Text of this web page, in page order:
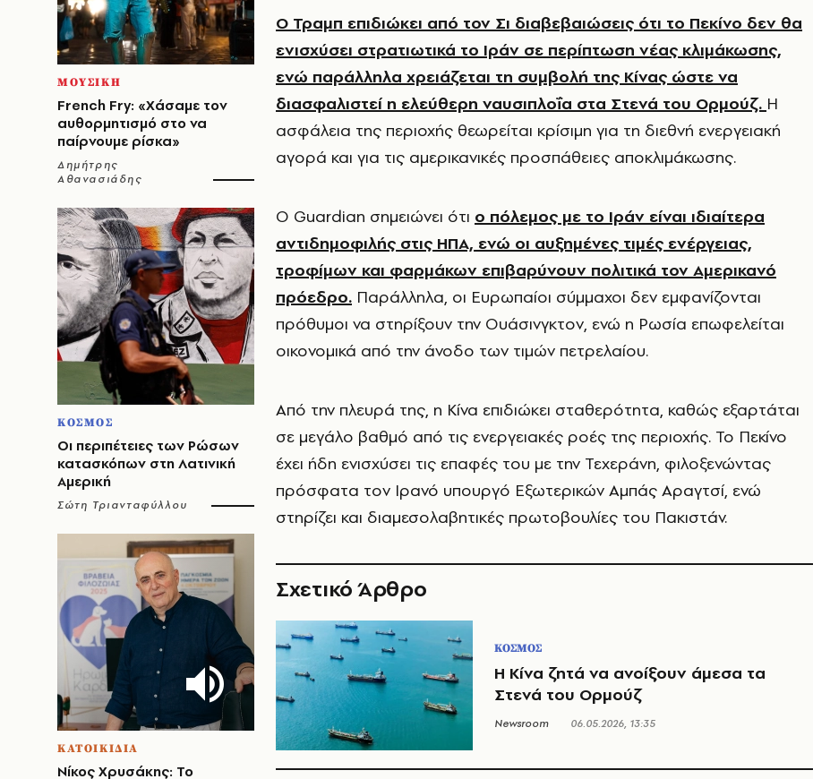
ΜΟΥΣΙΚΗ
French Fry: «Χάσαμε τον
αυθορμητισμό στο να
παίρνουμε ρίσκα»
Δημήτρης
Αθανασιάδης
ΚΟΣΜΟΣ
Οι περιπέτειες των Ρώσων
κατασκόπων στη Λατινική
Αμερική
Σώτη Τριανταφύλλου
ΚΑΤΟΙΚΙΔΙΑ
Νίκος Χρυσάκης: Το
Ο Τραμπ επιδιώκει από τον Σι διαβεβαιώσεις ότι το Πεκίνο δεν θα
ενισχύσει στρατιωτικά το Ιράν σε περίπτωση νέας κλιμάκωσης,
ενώ παράλληλα χρειάζεται τη συμβολή της Κίνας ώστε να
διασφαλιστεί η ελεύθερη ναυσιπλοΐα στα Στενά του Ορμούζ. Η
ασφάλεια της περιοχής θεωρείται κρίσιμη για τη διεθνή ενεργειακή
αγορά και για τις αμερικανικές προσπάθειες αποκλιμάκωσης.
Ο Guardian σημειώνει ότι ο πόλεμος με το Ιράν είναι ιδιαίτερα
αντιδημοφιλής στις ΗΠΑ, ενώ οι αυξημένες τιμές ενέργειας,
τροφίμων και φαρμάκων επιβαρύνουν πολιτικά τον Αμερικανό
πρόεδρο. Παράλληλα, οι Ευρωπαίοι σύμμαχοι δεν εμφανίζονται
πρόθυμοι να στηρίξουν την Ουάσινγκτον, ενώ η Ρωσία επωφελείται
οικονομικά από την άνοδο των τιμών πετρελαίου.
Από την πλευρά της, η Κίνα επιδιώκει σταθερότητα, καθώς εξαρτάται
σε μεγάλο βαθμό από τις ενεργειακές ροές της περιοχής. Το Πεκίνο
έχει ήδη ενισχύσει τις επαφές του με την Τεχεράνη, φιλοξενώντας
πρόσφατα τον Ιρανό υπουργό Εξωτερικών Αμπάς Αραγτσί, ενώ
στηρίζει και διαμεσολαβητικές πρωτοβουλίες του Πακιστάν.
Σχετικό Άρθρο
ΚΟΣΜΟΣ
Η Κίνα ζητά να ανοίξουν άμεσα τα
Στενά του Ορμούζ
Newsroom 06.05.2026, 13:35